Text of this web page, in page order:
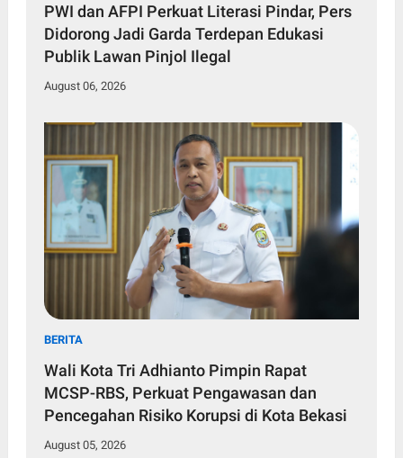
PWI dan AFPI Perkuat Literasi Pindar, Pers
Didorong Jadi Garda Terdepan Edukasi
Publik Lawan Pinjol Ilegal
August 06, 2026
BERITA
Wali Kota Tri Adhianto Pimpin Rapat
MCSP-RBS, Perkuat Pengawasan dan
Pencegahan Risiko Korupsi di Kota Bekasi
August 05, 2026